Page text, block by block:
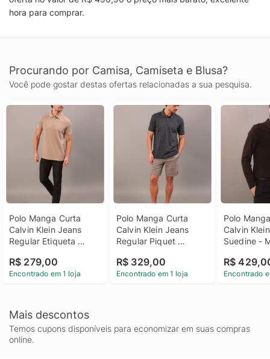
hora para comprar.
Procurando por Camisa, Camiseta e Blusa?
Você pode gostar destas ofertas relacionadas a sua pesquisa.
Polo Manga Curta
Calvin Klein Jeans
Regular Etiqueta
Caqui Medio Polo
Manga Curta Calvin
Barra Caqui Medio p
R$ 279,00
Encontrado em 1 loja
Polo Manga Curta
Calvin Klein Jeans
Regular Piquet
Manga Curta Calvin
Klein Jeans Regular
R$ 329,00
Encontrado em 1 loja
Polo
Calvin
Suedine -
Calvin
Suedine
R$
Encontrado
Mais descontos
Temos cupons disponíveis para economizar em suas compras
online.